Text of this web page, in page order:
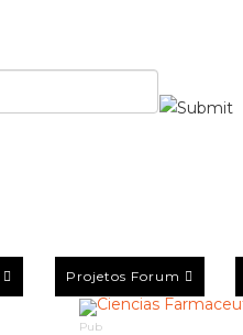
Projetos Forum
Pub